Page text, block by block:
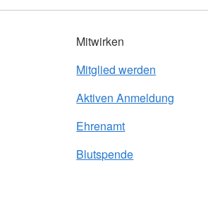
Mitwirken
Mitglied werden
Aktiven Anmeldung
Ehrenamt
Blutspende